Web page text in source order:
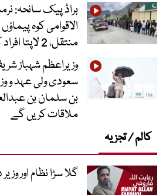
الاقوامی کوہ
منتقل، 2 لاپتا افراد کی تلاش جاری
وزیراعظم شہباز
سعودی ولی عہد و
بن سلمان بن
ملاقات کریں گے
کالم / تجزیہ
گلا سڑا نظام اور